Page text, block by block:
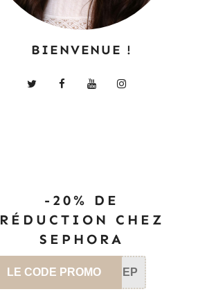
BIENVENUE !
-20% DE
RÉDUCTION CHEZ
SEPHORA
LE CODE PROMO SEP